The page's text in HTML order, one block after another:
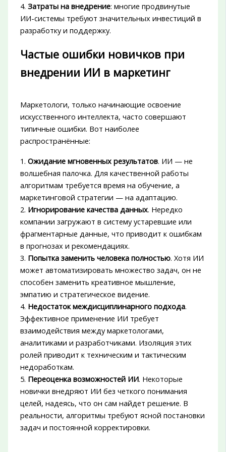
4. Затраты на внедрение: многие продвинутые
ИИ-системы требуют значительных инвестиций в
разработку и поддержку.
Частые ошибки новичков при
внедрении ИИ в маркетинг
Маркетологи, только начинающие освоение
искусственного интеллекта, часто совершают
типичные ошибки. Вот наиболее
распространённые:
1. Ожидание мгновенных результатов. ИИ — не
волшебная палочка. Для качественной работы
алгоритмам требуется время на обучение, а
маркетинговой стратегии — на адаптацию.
2. Игнорирование качества данных. Нередко
компании загружают в систему устаревшие или
фрагментарные данные, что приводит к ошибкам
в прогнозах и рекомендациях.
3. Попытка заменить человека полностью. Хотя ИИ
может автоматизировать множество задач, он не
способен заменить креативное мышление,
эмпатию и стратегическое видение.
4. Недостаток междисциплинарного подхода.
Эффективное применение ИИ требует
взаимодействия между маркетологами,
аналитиками и разработчиками. Изоляция этих
ролей приводит к техническим и тактическим
недоработкам.
5. Переоценка возможностей ИИ. Некоторые
новички внедряют ИИ без четкого понимания
целей, надеясь, что он сам найдет решение. В
реальности, алгоритмы требуют ясной постановки
задач и постоянной корректировки.